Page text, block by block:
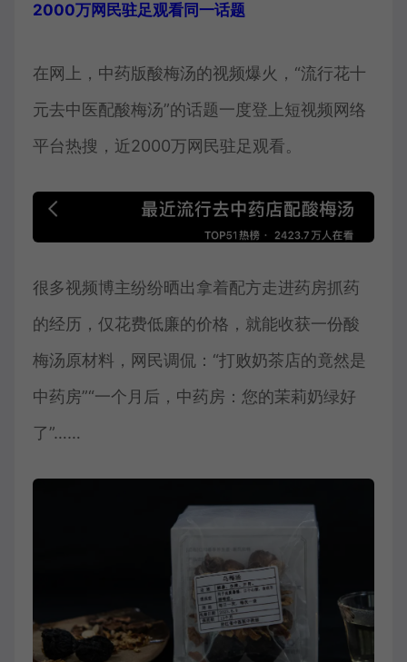
2000万网民驻足观看同一话题
在网上，中药版酸梅汤的视频爆火，“流行花十
元去中医配酸梅汤”的话题一度登上短视频网络
平台热搜，近2000万网民驻足观看。
很多视频博主纷纷晒出拿着配方走进药房抓药
的经历，仅花费低廉的价格，就能收获一份酸
梅汤原材料，网民调侃：“打败奶茶店的竟然是
中药房”“一个月后，中药房：您的茉莉奶绿好
了”……